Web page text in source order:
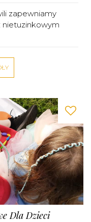
zapewniamy
nietuzinkowym
Dla Dzieci